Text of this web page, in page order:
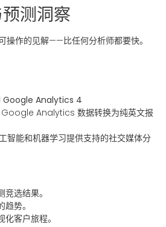
测洞察
操作的见解——比任何分析师都要快。
Google Analytics 4
Analytics 数据转换为纯英文报
智能和机器学习提供支持的社交媒体分
选结果。
势。
客户旅程。